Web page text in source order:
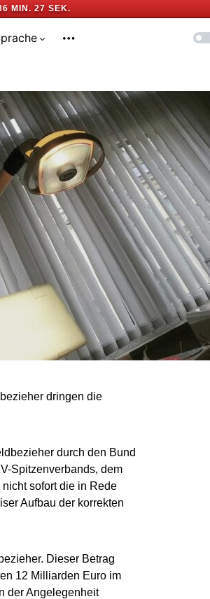
MIN. 26 SEK.
dringen die
durch den Bund
Spitzenverbands, dem
sofort die in Rede
Aufbau der korrekten
Dieser Betrag
12 Milliarden Euro im
der Angelegenheit